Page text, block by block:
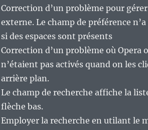
Correction d’un problème pour
externe. Le champ de préférence
si des espaces sont présents
Correction d’un problème où Opera
n’étaient pas activés quand on les
arrière plan.
Le champ de recherche affiche la
flèche bas.
Employer la recherche en utilant le